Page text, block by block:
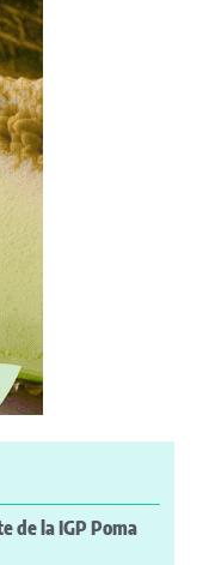
de la IGP Poma